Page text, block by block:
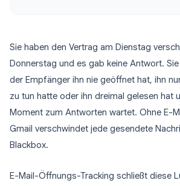
Sie haben den Vertrag am Dienstag
Donnerstag und es gab keine Antwort.
der Empfänger ihn nie geöffnet hat, ihn
zu tun hatte oder ihn dreimal gelesen hat
Moment zum Antworten wartet. Ohne E-
Gmail verschwindet jede gesendete
Blackbox.
E-Mail-Öffnungs-Tracking schließt diese